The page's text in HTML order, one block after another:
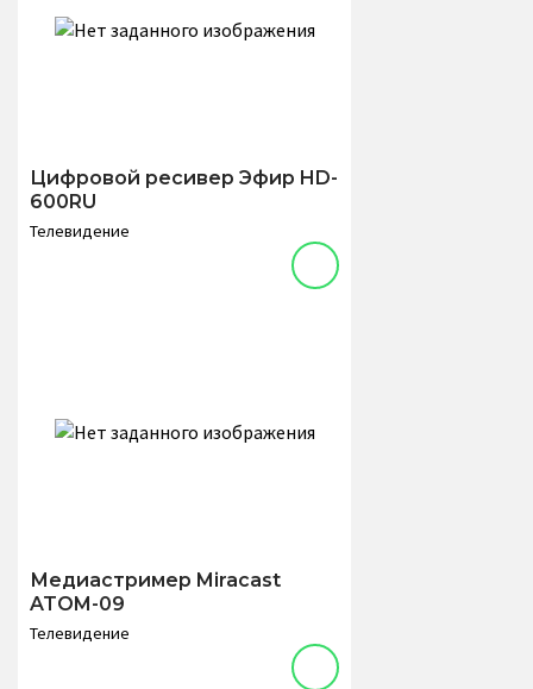
Цифровой ресивер Эфир HD-
600RU
Телевидение
Медиастример Miracast
ATOM-09
Телевидение